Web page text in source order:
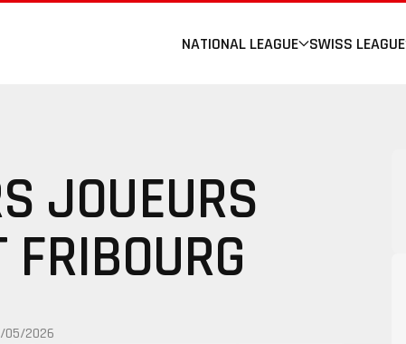
NATIONAL LEAGUE SWISS LEAGUE
JOUEURS
FRIBOURG
05/2026